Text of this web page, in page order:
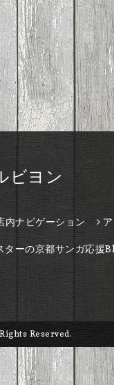
ビヨン
内ナビゲーション
ターの京都サンガ応援
Reserved.